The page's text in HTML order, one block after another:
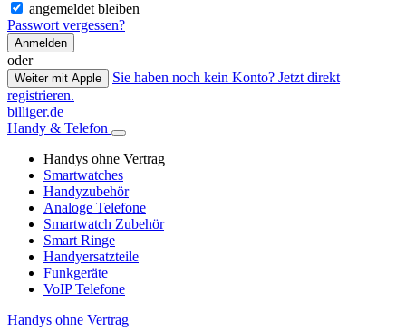
angemeldet bleiben
Passwort vergessen?
Anmelden
oder
Weiter mit Apple
Sie haben noch kein Konto? Jetzt direkt
registrieren.
billiger.de
Handy & Telefon
Handys ohne Vertrag
Smartwatches
Handyzubehör
Analoge Telefone
Smartwatch Zubehör
Smart Ringe
Handyersatzteile
Funkgeräte
VoIP Telefone
Handys ohne Vertrag